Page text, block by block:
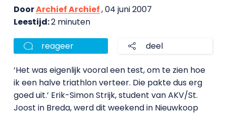
DoorArchief Archief, 04 juni 2007
Leestijd:2 minuten
reageer deel
‘Het was eigenlijk vooral een test, om te zien hoe
ik een halve triathlon verteer. Die pakte dus erg
goed uit.’ Erik-Simon Strijk, student van AKV/St.
Joost in Breda, werd dit weekend in Nieuwkoop